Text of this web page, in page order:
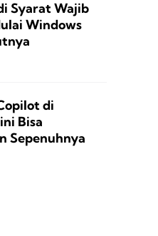
Syarat Wajib
Windows
di
Bisa
Sepenuhnya